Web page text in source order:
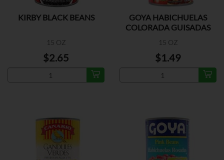
KIRBY BLACK BEANS
15 OZ
$2.65
GOYA HABICHUELAS
COLORADA GUISADAS
15 OZ
$1.49